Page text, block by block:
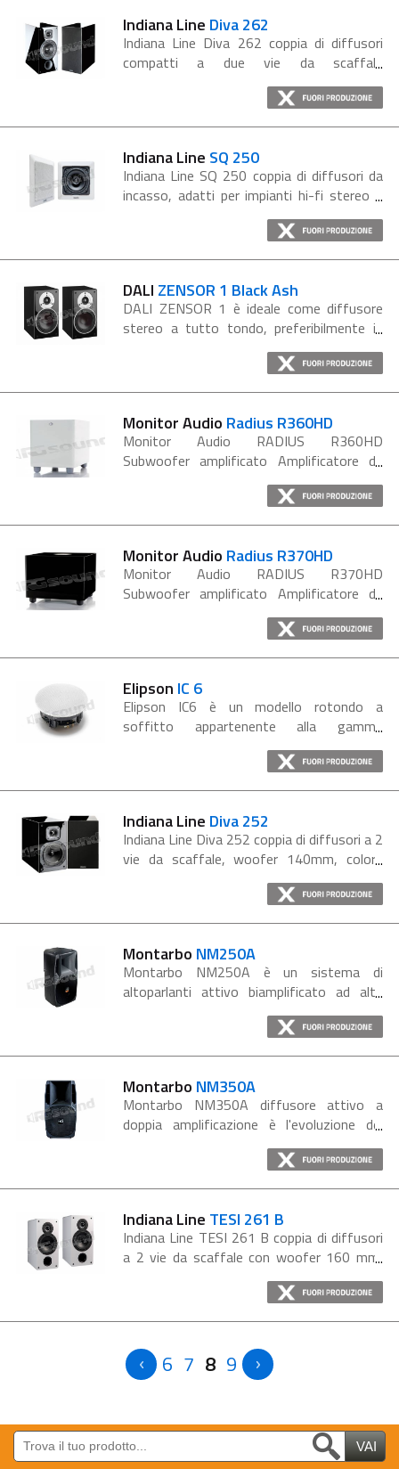
Indiana Line Diva 262
Indiana Line Diva 262 coppia di diffusori
compatti a due vie da scaffale
caratterizzati dalla invidiabile definizione e
naturalezza nella riproduzione della voce,
con una risposta ai transienti veloce...
Indiana Line SQ 250
Indiana Line SQ 250 coppia di diffusori da
incasso, adatti per impianti hi-fi stereo e
home cinema, effetti surround e
sonorizzazione di ambienti di ogni
dimensione; il sistema di fissaggio rende
DALI ZENSOR 1 Black Ash
DALI ZENSOR 1 è ideale come diffusore
stereo a tutto tondo, preferibilmente in
stanze di piccole e medie dimensioni.
Funziona egregiamente come diffusore
frontale in un sistema surround 2.1 o
Monitor Audio Radius R360HD
Monitor Audio RADIUS R360HD
Subwoofer amplificato Amplificatore da
100w in classe D Auto on-off 2 Woofer
da 20 a lunga escursione Controllo di fase
Preset per musica e HT Ingressi sia a
Monitor Audio Radius R370HD
Monitor Audio RADIUS R370HD
Subwoofer amplificato Amplificatore da
250w in classe D Auto on-off 1 Woofer
da 30cm a lunga escursione Controllo di
fase Preset per musica e HT Ingressi sia a
Elipson IC 6
Elipson IC6 è un modello rotondo a
soffitto appartenente alla gamma
Architect In. Questo modello coassiale a 2
vie è progettato per essere utilizzato
come altoparlante per effetti surround...
Indiana Line Diva 252
Indiana Line Diva 252 coppia di diffusori a 2
vie da scaffale, woofer 140mm, colore
high gloss nero. Indiana Line Diva 252
piccolo diffusore a due vie da scaffale
caratterizzato da una riproduzione...
Montarbo NM250A
Montarbo NM250A è un sistema di
altoparlanti attivo biamplificato ad alte
prestazioni, dotato di una potenza
massima ai vertici della sua categoria, che
unisce la potenza e la pressione sonora,...
Montarbo NM350A
Montarbo NM350A diffusore attivo a
doppia amplificazione è l'evoluzione del
fratello minore NM250, ne riprende la
scocca, ma con un incremento di potenza
ed efficienza nella componentistica,...
Indiana Line TESI 261 B
Indiana Line TESI 261 B coppia di diffusori
a 2 vie da scaffale con woofer 160 mm,
finitura bianca elegante e moderna. TESI
261 N è un diffusore acustico due vie da
scaffale che...
6 7 8 9